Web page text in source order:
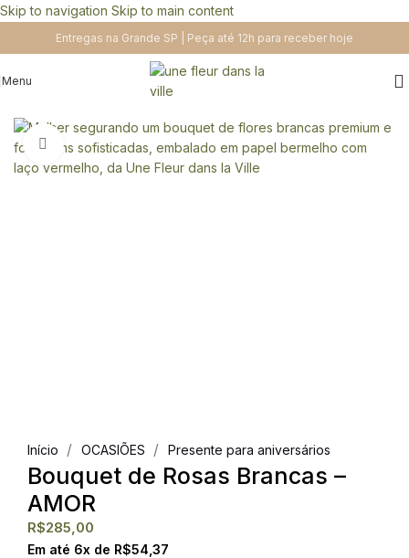
Skip to navigation Skip to main content
Entregas na Grande SP | Peça até 12h para receber hoje
Menu
Clique para ampliar
Início / OCASIÕES / Presente para aniversários
Bouquet de Rosas Brancas –
AMOR
R$285,00
Em até 6x de R$54,37